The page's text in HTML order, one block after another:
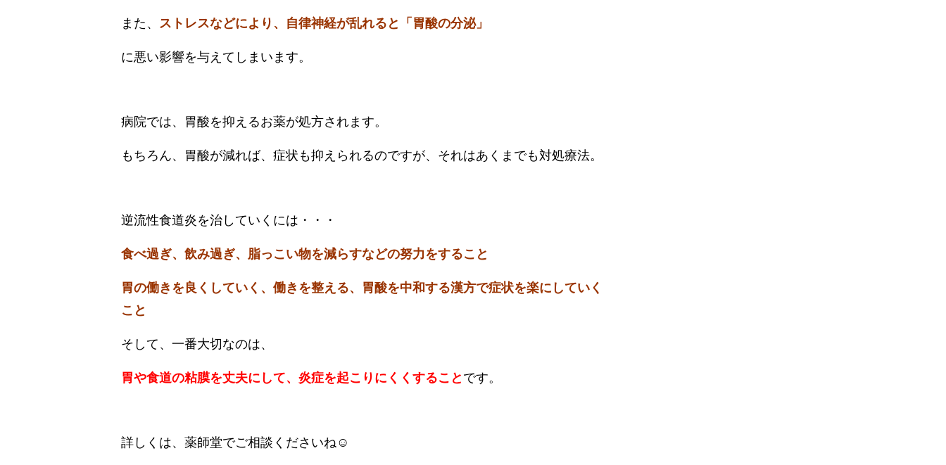
また、 ストレスなどにより、自律神経が乱れると「胃酸の分泌」
に悪い影響を与えてしまいます。
病院では、胃酸を抑えるお薬が処方されます。
もちろん、胃酸が減れば、症状も抑えられるのですが、それはあくまでも対処療法。
逆流性食道炎を治していくには・・・
食べ過ぎ、飲み過ぎ、脂っこい物を減らすなどの努力をすること
胃の働きを良くしていく、働きを整える、胃酸を中和する漢方で症状を楽にしていく
こと
そして、一番大切なのは、
胃や食道の粘膜を丈夫にして、炎症を起こりにくくすること です。
詳しくは、薬師堂でご相談くださいね☺